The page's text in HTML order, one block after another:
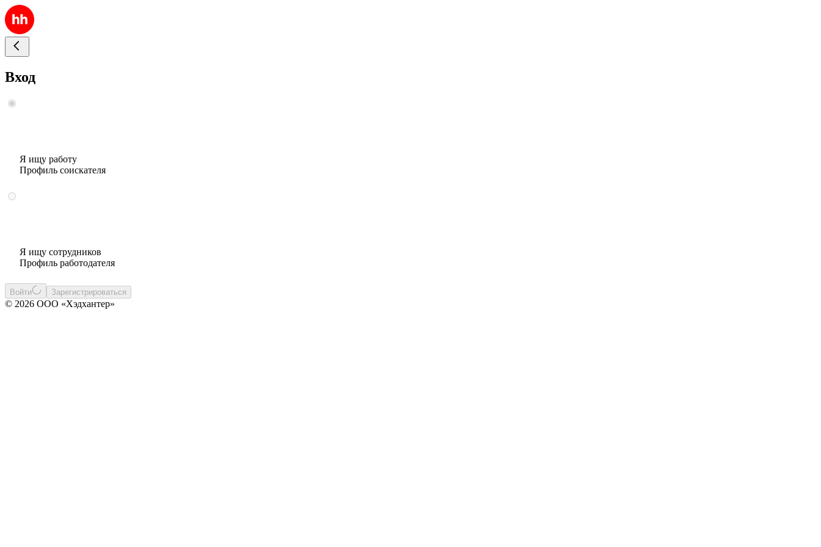
Вход
Я ищу работу
Профиль соискателя
Я ищу сотрудников
Профиль работодателя
Войти Зарегистрироваться
© 2026 ООО «Хэдхантер»